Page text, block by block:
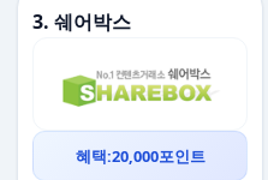
3. 쉐어박스
혜택:20,000포인트